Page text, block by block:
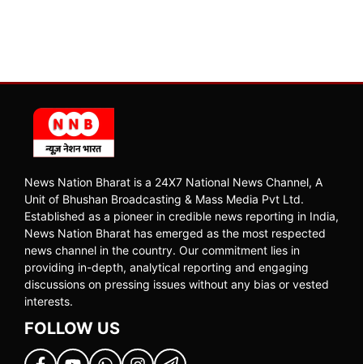
News Nation Bharat is a 24X7 National News Channel, A
Unit of Bhushan Broadcasting & Mass Media Pvt Ltd.
Established as a pioneer in credible news reporting in India,
News Nation Bharat has emerged as the most respected
news channel in the country. Our commitment lies in
providing in-depth, analytical reporting and engaging
discussions on pressing issues without any bias or vested
interests.
FOLLOW US